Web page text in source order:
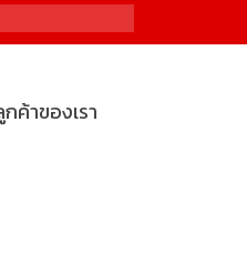
ค้าของเรา